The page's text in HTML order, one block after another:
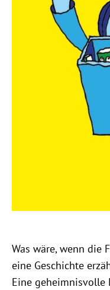
Was wäre, wenn die
eine Geschichte
Eine geheimnisvolle